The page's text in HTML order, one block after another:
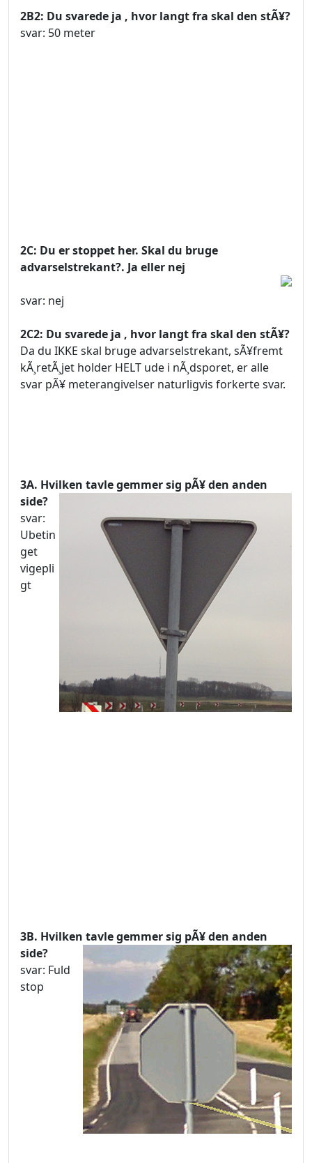
2B2: Du svarede ja , hvor langt fra skal den stÃ¥?
svar: 50 meter
2C: Du er stoppet her. Skal du bruge
advarselstrekant?. Ja eller nej
svar: nej
2C2: Du svarede ja , hvor langt fra skal den stÃ¥?
Da du IKKE skal bruge advarselstrekant, sÃ¥fremt
kÃ¸retÃ¸jet holder HELT ude i nÃ¸dsporet, er alle
svar pÃ¥ meterangivelser naturligvis forkerte svar.
3A. Hvilken tavle gemmer sig pÃ¥ den anden
side?
svar:
Ubetin
get
vigepli
gt
3B. Hvilken tavle gemmer sig pÃ¥ den anden
side?
svar: Fuld
stop